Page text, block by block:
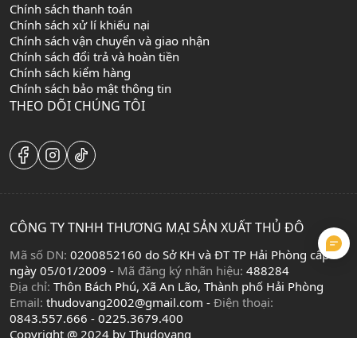
Chính sách thanh toán
Chính sách xử lí khiếu nại
Chính sách vận chuyển và giao nhận
Chính sách đổi trả và hoàn tiền
Chính sách kiểm hàng
Chính sách bảo mật thông tin
THEO DÕI CHÚNG TÔI
CÔNG TY TNHH THƯƠNG MẠI SẢN XUẤT THỦ ĐÔ
Mã số DN: 0200852160 do Sở KH và ĐT TP Hải Phòng cấp
ngày 05/01/2009 - Mã đăng ký nhãn hiệu: 488284
Địa chỉ: Thôn Bách Phú, Xã An Lão, Thành phố Hải Phòng
Email: thudovang2002@gmail.com - Điện thoại:
0843.557.666 - 0225.3679.400
Copyright @ 2024 by Thudovang